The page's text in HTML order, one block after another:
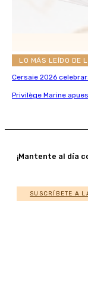
LO MÁS LEÍDO DE
Cersaie 2026
Privilège Marine
¡Mantente al día
SUSCRÍBETE A